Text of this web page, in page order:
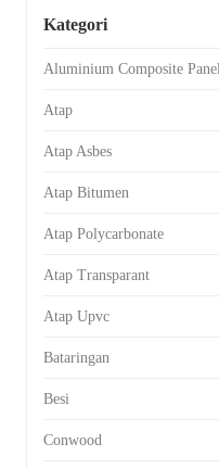
Kategori
Aluminium Composite Panel
Atap
Atap Asbes
Atap Bitumen
Atap Polycarbonate
Atap Transparant
Atap Upvc
Bataringan
Besi
Conwood